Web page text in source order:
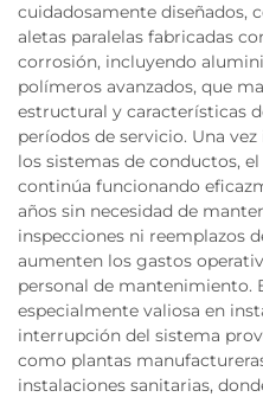
cuidadosamente diseñados,
aletas paralelas fabricadas
corrosión, incluyendo
polímeros avanzados, que
estructural y características
períodos de servicio. Una
los sistemas de conductos,
continúa funcionando
años sin necesidad de
inspecciones ni reemplazos
aumenten los gastos
personal de mantenimiento.
especialmente valiosa en
interrupción del sistema
como plantas
instalaciones sanitarias,